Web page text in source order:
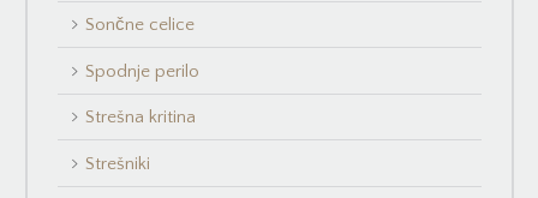
Sončne celice
Spodnje perilo
Strešna kritina
Strešniki